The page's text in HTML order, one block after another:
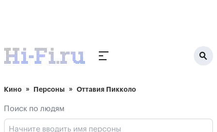
Кино Персоны Оттавия Пикколо
Поиск по людям